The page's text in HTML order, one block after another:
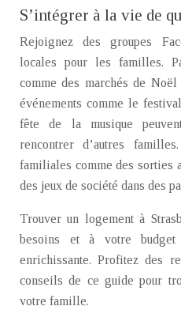
S’intégrer à la vie de
Rejoignez des groupes
locales pour les familles.
comme des marchés de
événements comme le
fête de la musique
rencontrer d’autres
familiales comme des sorties
des jeux de société dans des
Trouver un logement à
besoins et à votre budget
enrichissante. Profitez des
conseils de ce guide pour
votre famille.